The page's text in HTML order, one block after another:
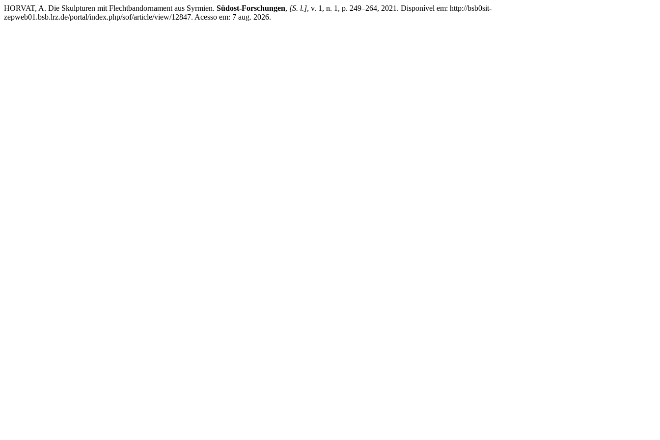
HORVAT, A. Die Skulpturen mit Flechtbandornament aus Syrmien. Südost-Forschungen, [S. l.], v. 1, n. 1, p. 249–264, 2021. Disponível em: http://bsb0sit-
zepweb01.bsb.lrz.de/portal/index.php/sof/article/view/12847. Acesso em: 7 aug. 2026.